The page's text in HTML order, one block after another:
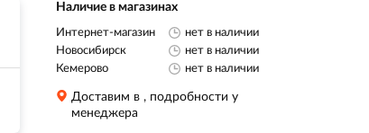
Наличие в магазинах
Интернет-магазин
нет в наличии
Новосибирск
нет в наличии
Кемерово
нет в наличии
Доставим в , подробности у
менеджера